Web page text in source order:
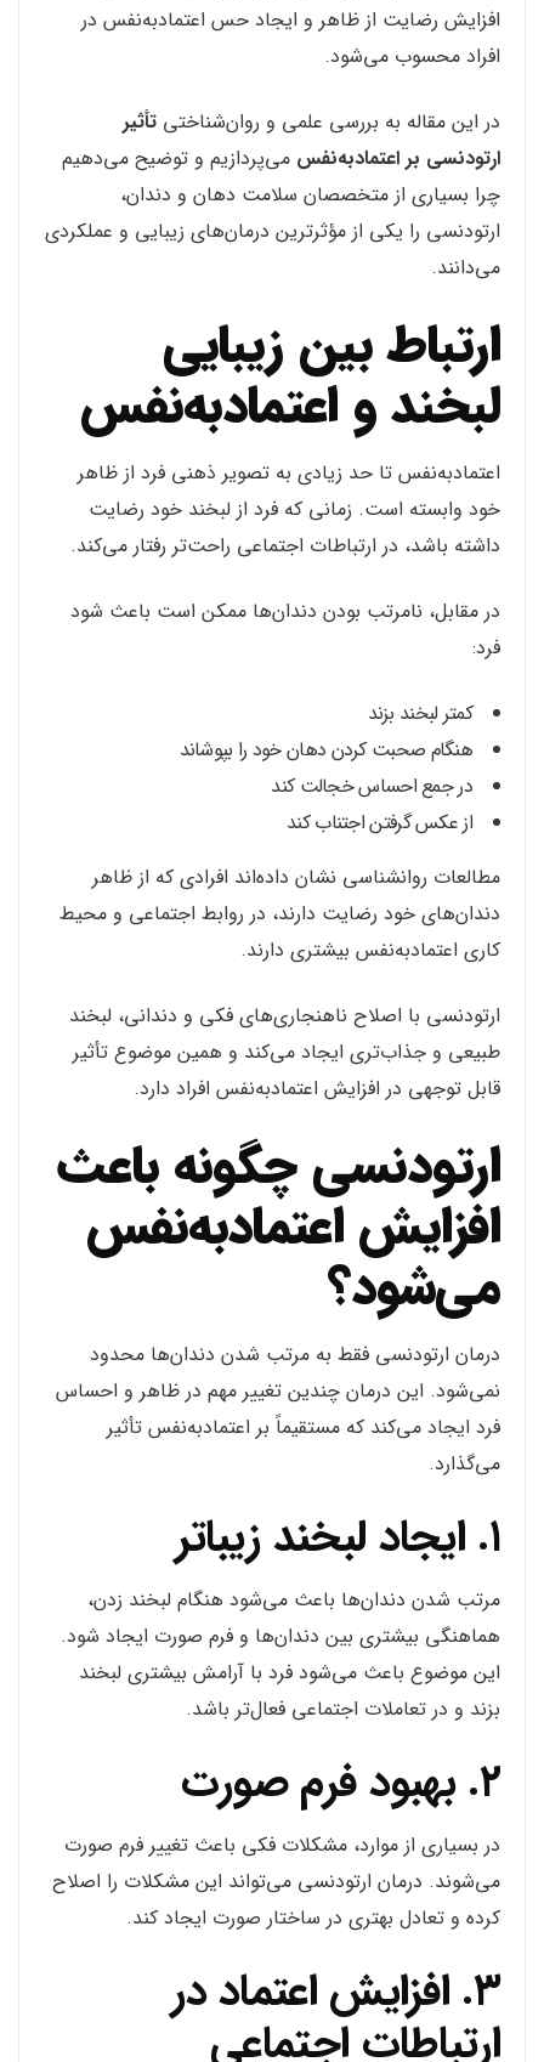
افزایش رضایت از ظاهر و ایجاد حس اعتمادبه‌نفس در
افراد محسوب می‌شود.
در این مقاله به بررسی علمی و روان‌شناختی تأثیر
ارتودنسی بر اعتمادبه‌نفس می‌پردازیم و توضیح می‌دهیم
چرا بسیاری از متخصصان سلامت دهان و دندان،
ارتودنسی را یکی از مؤثرترین درمان‌های زیبایی و عملکردی
می‌دانند.
ارتباط بین زیبایی
لبخند و اعتمادبه‌نفس
اعتمادبه‌نفس تا حد زیادی به تصویر ذهنی فرد از ظاهر
خود وابسته است. زمانی که فرد از لبخند خود رضایت
داشته باشد، در ارتباطات اجتماعی راحت‌تر رفتار می‌کند.
در مقابل، نامرتب بودن دندان‌ها ممکن است باعث شود
فرد:
کمتر لبخند بزند
هنگام صحبت کردن دهان خود را بپوشاند
در جمع احساس خجالت کند
از عکس گرفتن اجتناب کند
مطالعات روانشناسی نشان داده‌اند افرادی که از ظاهر
دندان‌های خود رضایت دارند، در روابط اجتماعی و محیط
کاری اعتمادبه‌نفس بیشتری دارند.
ارتودنسی با اصلاح ناهنجاری‌های فکی و دندانی، لبخند
طبیعی و جذاب‌تری ایجاد می‌کند و همین موضوع تأثیر
قابل توجهی در افزایش اعتمادبه‌نفس افراد دارد.
ارتودنسی چگونه باعث
افزایش اعتمادبه‌نفس
می‌شود؟
درمان ارتودنسی فقط به مرتب شدن دندان‌ها محدود
نمی‌شود. این درمان چندین تغییر مهم در ظاهر و احساس
فرد ایجاد می‌کند که مستقیماً بر اعتمادبه‌نفس تأثیر
می‌گذارد.
۱. ایجاد لبخند زیباتر
مرتب شدن دندان‌ها باعث می‌شود هنگام لبخند زدن،
هماهنگی بیشتری بین دندان‌ها و فرم صورت ایجاد شود.
این موضوع باعث می‌شود فرد با آرامش بیشتری لبخند
بزند و در تعاملات اجتماعی فعال‌تر باشد.
۲. بهبود فرم صورت
در بسیاری از موارد، مشکلات فکی باعث تغییر فرم صورت
می‌شوند. درمان ارتودنسی می‌تواند این مشکلات را اصلاح
کرده و تعادل بهتری در ساختار صورت ایجاد کند.
۳. افزایش اعتماد در
ارتباطات اجتماعی